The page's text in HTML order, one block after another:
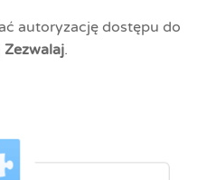
autoryzację dostępu do
Zezwalaj.